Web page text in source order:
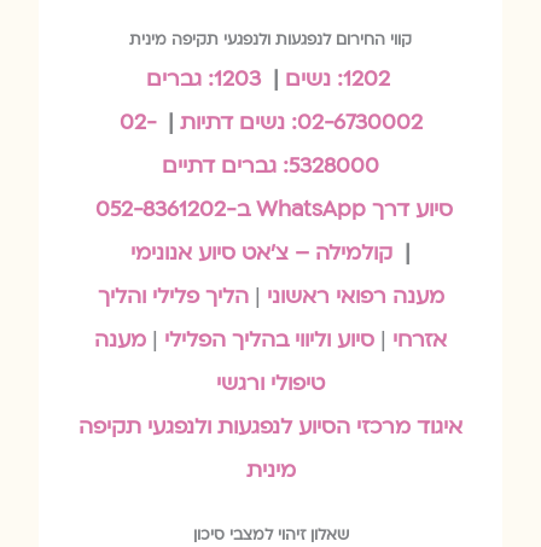
קווי החירום לנפגעות ולנפגעי תקיפה מינית
1202: נשים
1203: גברים
02-6730002: נשים דתיות
02-
5328000: גברים דתיים
סיוע דרך WhatsApp ב-052-8361202
קולמילה – צ'אט סיוע אנונימי
מענה רפואי ראשוני |הליך פלילי והליך
אזרחי | סיוע וליווי בהליך הפלילי | מענה
טיפולי ורגשי
איגוד מרכזי הסיוע לנפגעות ולנפגעי תקיפה
מינית
שאלון זיהוי למצבי סיכון